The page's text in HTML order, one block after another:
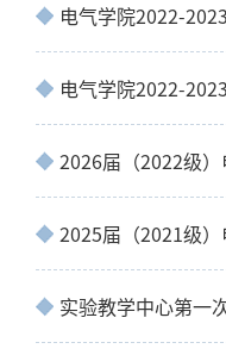
电气学院2022-
电气学院2022-
2026届（2022级
2025届（2021级